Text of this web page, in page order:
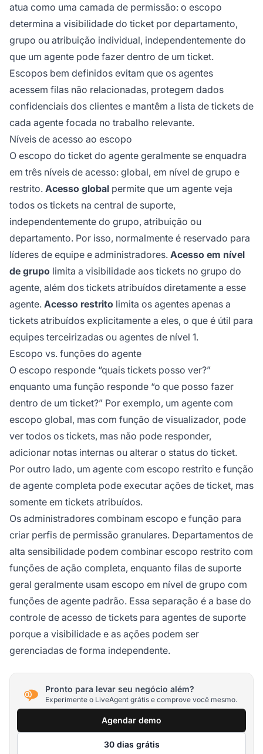
atua como uma camada de permissão: o escopo
determina a visibilidade do ticket por departamento,
grupo ou atribuição individual, independentemente do
que um agente pode fazer dentro de um ticket.
Escopos bem definidos evitam que os agentes
acessem filas não relacionadas, protegem dados
confidenciais dos clientes e mantêm a lista de tickets de
cada agente focada no trabalho relevante.
Níveis de acesso ao escopo
O escopo do ticket do agente geralmente se enquadra
em três níveis de acesso: global, em nível de grupo e
restrito. Acesso global permite que um agente veja
todos os tickets na central de suporte,
independentemente do grupo, atribuição ou
departamento. Por isso, normalmente é reservado para
líderes de equipe e administradores. Acesso em nível
de grupo limita a visibilidade aos tickets no grupo do
agente, além dos tickets atribuídos diretamente a esse
agente. Acesso restrito limita os agentes apenas a
tickets atribuídos explicitamente a eles, o que é útil para
equipes terceirizadas ou agentes de nível 1.
Escopo vs. funções do agente
O escopo responde “quais tickets posso ver?”
enquanto uma função responde “o que posso fazer
dentro de um ticket?” Por exemplo, um agente com
escopo global, mas com função de visualizador, pode
ver todos os tickets, mas não pode responder,
adicionar notas internas ou alterar o status do ticket.
Por outro lado, um agente com escopo restrito e função
de agente completa pode executar ações de ticket, mas
somente em tickets atribuídos.
Os administradores combinam escopo e função para
criar perfis de permissão granulares. Departamentos de
alta sensibilidade podem combinar escopo restrito com
funções de ação completa, enquanto filas de suporte
geral geralmente usam escopo em nível de grupo com
funções de agente padrão. Essa separação é a base do
controle de acesso de tickets para agentes de suporte
porque a visibilidade e as ações podem ser
gerenciadas de forma independente.
Pronto para levar seu negócio além?
Experimente o LiveAgent grátis e comprove você mesmo.
Agendar demo
30 dias grátis